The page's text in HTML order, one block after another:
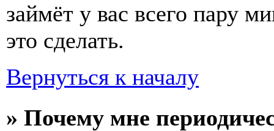
займёт у вас всего пару
это сделать.
Вернуться к началу
» Почему мне